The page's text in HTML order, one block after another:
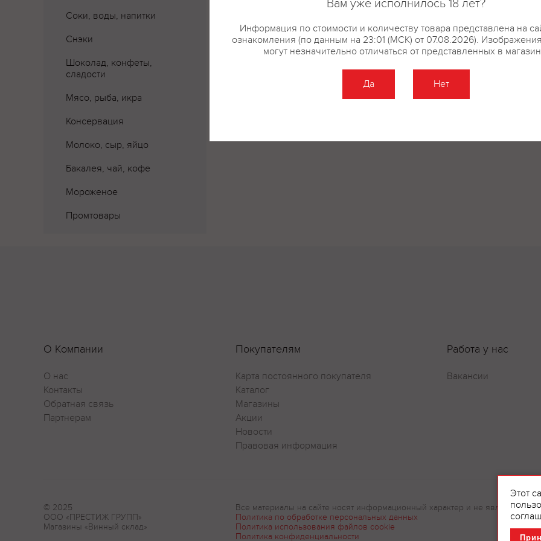
Соки, воды, напитки
Снэки
Шоколад, конфеты,
сладости
Мясо, рыба, икра
Консервация
Молоко, сыр, яйцо
Бакалея, чай, кофе
Мороженое
Промтовары
О Компании
О нас
Контакты
Обратная связь
Партнерам
Покупателям
Карта постоянного покупателя
Каталог
Магазины
Акции
Новости
Правовая информация
Работа у нас
Вакансии
© 2025
ООО «ПРЕСТИЖ ГРУПП»
Магазины «Винный склад»
Все материалы на сайте носят информационный характер и не являются
Политика по обработке персональных данных
Политика использования файлов cookie
Политика конфиденциальности
Этот
Вам уже исполнилось 18 лет?
Информация по стоимости и количеству товара представлена на
ознакомления (по данным на 23:01 (МСК) от 07.08.2026).
могут незначительно отличаться от представленных в
Да Нет